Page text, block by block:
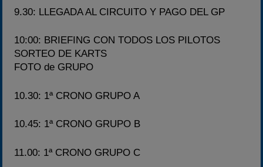
9.30: LLEGADA AL CIRCUITO Y PAGO DEL GP
10:00: BRIEFING CON TODOS LOS PILOTOS
SORTEO DE KARTS
FOTO de GRUPO
10.30: 1ª CRONO GRUPO A
10.45: 1ª CRONO GRUPO B
11.00: 1ª CRONO GRUPO C